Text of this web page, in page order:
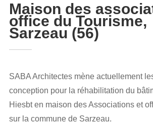
Maison des
office du Tourisme,
Sarzeau (56)
SABA Architectes mène actuellement
conception pour la réhabilitation du
Hiesbt en maison des Associations et
sur la commune de Sarzeau.